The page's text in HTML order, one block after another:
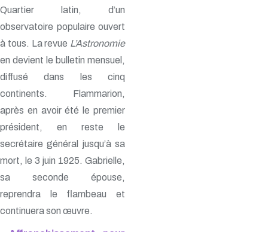
Quartier latin, d’un
observatoire populaire ouvert
à tous. La revue L’Astronomie
en devient le bulletin mensuel,
diffusé dans les cinq
continents. Flammarion,
après en avoir été le premier
président, en reste le
secrétaire général jusqu’à sa
mort, le 3 juin 1925. Gabrielle,
sa seconde épouse,
reprendra le flambeau et
continuera son œuvre.